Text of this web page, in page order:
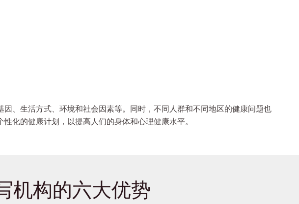
、生活方式、环境和社会因素等。同时，不同人群和不同地区的健康问题也
化的健康计划，以提高人们的身体和心理健康水平。
机构的六大优势